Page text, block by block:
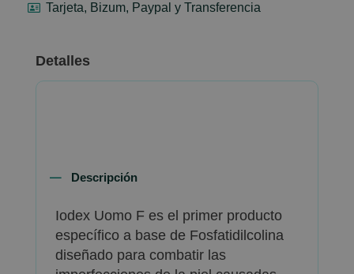
Tarjeta, Bizum, Paypal y Transferencia
Detalles
Descripción
Iodex Uomo F es el primer producto
específico a base de Fosfatidilcolina
diseñado para combatir las